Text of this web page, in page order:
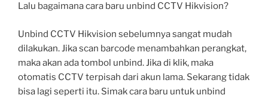
Lalu bagaimana cara baru unbind CCTV Hikvision?
Unbind CCTV Hikvision sebelumnya sangat mudah
dilakukan. Jika scan barcode menambahkan perangkat,
maka akan ada tombol unbind. Jika di klik, maka
otomatis CCTV terpisah dari akun lama. Sekarang tidak
bisa lagi seperti itu. Simak cara baru untuk unbind